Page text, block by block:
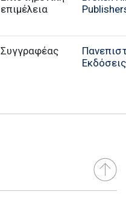
επιμέλεια
Συγγραφέας